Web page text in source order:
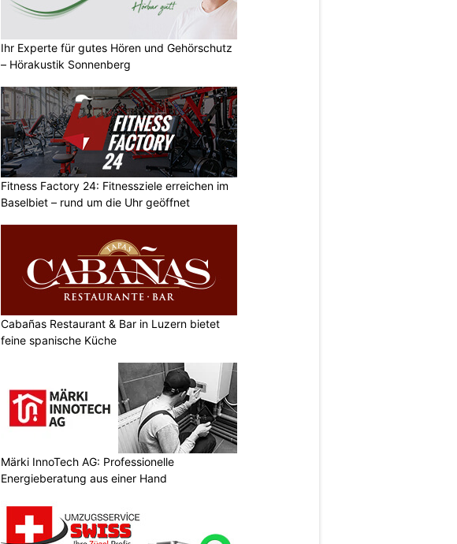
Ihr Experte für gutes Hören und Gehörschutz
– Hörakustik Sonnenberg
Fitness Factory 24: Fitnessziele erreichen im
Baselbiet – rund um die Uhr geöffnet
Cabañas Restaurant & Bar in Luzern bietet
feine spanische Küche
Märki InnoTech AG: Professionelle
Energieberatung aus einer Hand